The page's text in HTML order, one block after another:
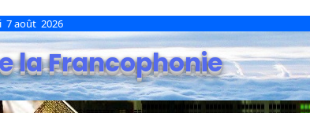
7 août 2026
la Francophonie